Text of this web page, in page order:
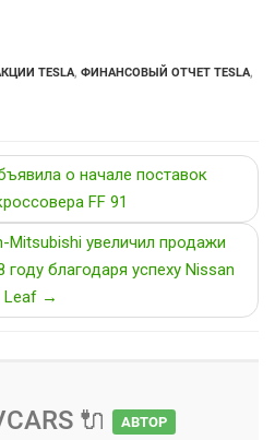
TESLA, ФИНАНСОВЫЙ ОТЧЕТ TESLA,
о начале поставок
FF 91
Mitsubishi увеличил продажи
благодаря успеху Nissan
Leaf →
🔌 АВТОР